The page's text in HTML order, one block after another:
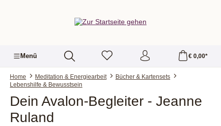
Menü € 0,00*
Home Meditation & Energiearbeit
Bücher & Kartensets
Lebenshilfe & Bewusstsein
Dein Avalon-Begleiter - Jeanne
Ruland